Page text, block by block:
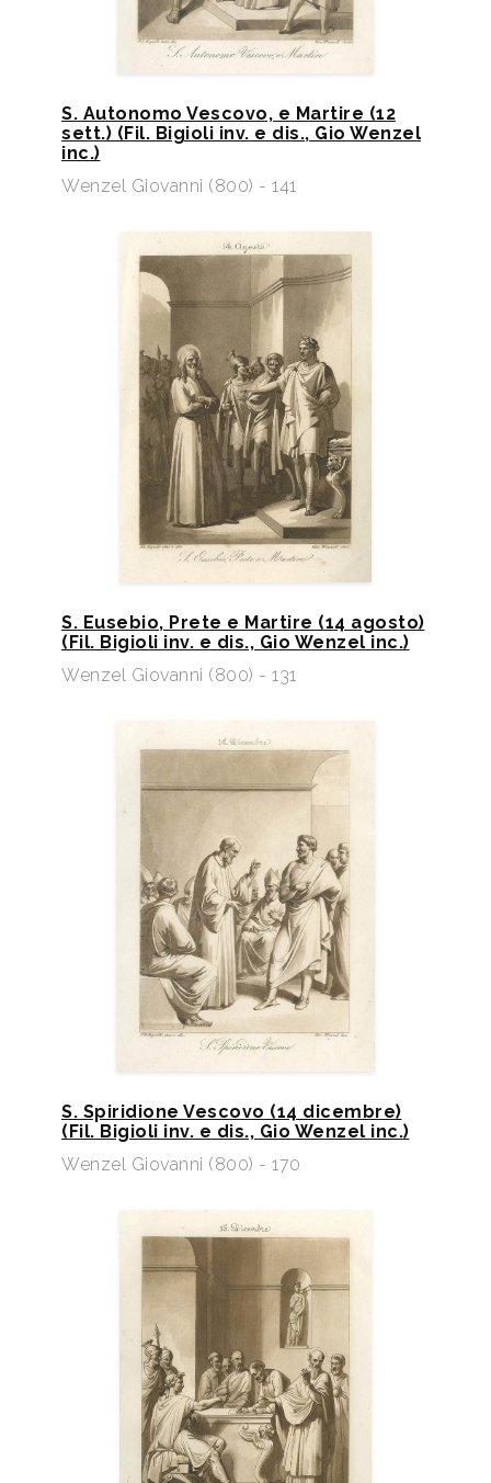
S. Autonomo Vescovo, e Martire (12
sett.) (Fil. Bigioli inv. e dis., Gio Wenzel
inc.)
Wenzel Giovanni (800) - 141
S. Eusebio, Prete e Martire (14 agosto)
(Fil. Bigioli inv. e dis., Gio Wenzel inc.)
Wenzel Giovanni (800) - 131
S. Spiridione Vescovo (14 dicembre)
(Fil. Bigioli inv. e dis., Gio Wenzel inc.)​
Wenzel Giovanni (800) - 170